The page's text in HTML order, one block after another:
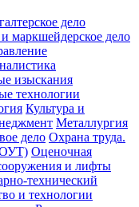
дело
маркшейдерское дело
изыскания
технологии
Культура и
Металлургия
дело Охрана труда.
Оценочная
и лифты
технический
и технологии